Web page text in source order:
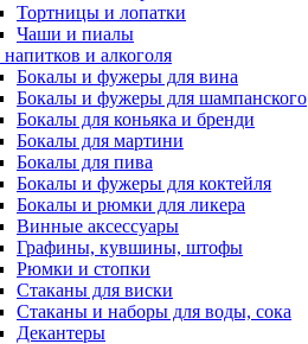
Тортницы и лопатки
Чаши и пиалы
и алкоголя
Бокалы и фужеры для вина
Бокалы и фужеры для шампанского
Бокалы для коньяка и бренди
Бокалы для мартини
Бокалы для пива
Бокалы и фужеры для коктейля
Бокалы и рюмки для ликера
Винные аксессуары
Графины, кувшины, штофы
Рюмки и стопки
Стаканы для виски
Стаканы и наборы для воды, сока
Декантеры